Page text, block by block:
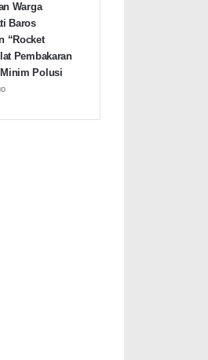
Warga
Baros
“Rocket
Pembakaran
Polusi